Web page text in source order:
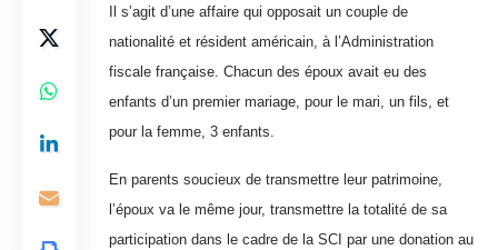
Il s’agit d’une affaire qui opposait un couple de
nationalité et résident américain, à l’Administration
fiscale française. Chacun des époux avait eu des
enfants d’un premier mariage, pour le mari, un fils, et
pour la femme, 3 enfants.
En parents soucieux de transmettre leur patrimoine,
l’époux va le même jour, transmettre la totalité de sa
participation dans le cadre de la SCI par une donation au